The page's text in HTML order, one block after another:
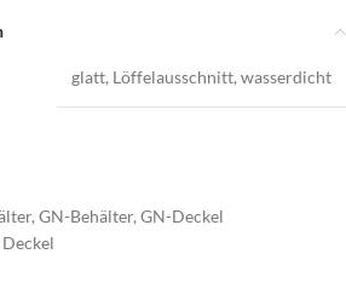
glatt, Löffelausschnitt, wasserdicht
, GN-Behälter, GN-Deckel